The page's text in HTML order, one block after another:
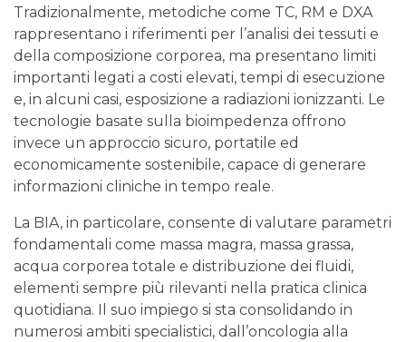
Tradizionalmente, metodiche come TC, RM e DXA
rappresentano i riferimenti per l’analisi dei tessuti e
della composizione corporea, ma presentano limiti
importanti legati a costi elevati, tempi di esecuzione
e, in alcuni casi, esposizione a radiazioni ionizzanti. Le
tecnologie basate sulla bioimpedenza offrono
invece un approccio sicuro, portatile ed
economicamente sostenibile, capace di generare
informazioni cliniche in tempo reale.
La BIA, in particolare, consente di valutare parametri
fondamentali come massa magra, massa grassa,
acqua corporea totale e distribuzione dei fluidi,
elementi sempre più rilevanti nella pratica clinica
quotidiana. Il suo impiego si sta consolidando in
numerosi ambiti specialistici, dall’oncologia alla